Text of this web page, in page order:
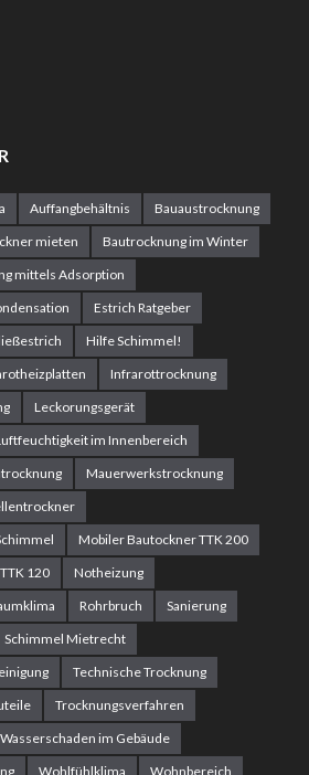
Auffangbehältnis
Bauaustrocknung
mieten
Bautrocknung im Winter
mittels Adsorption
Estrich Ratgeber
Hilfe Schimmel!
Infrarottrocknung
Leckorungsgerät
im Innenbereich
Mauerwerkstrocknung
Mobiler Bautockner TTK 200
120
Notheizung
Rohrbruch
Sanierung
Schimmel Mietrecht
Technische Trocknung
Trocknungsverfahren
Wasserschaden im Gebäude
Wohlfühlklima Wohnbereich